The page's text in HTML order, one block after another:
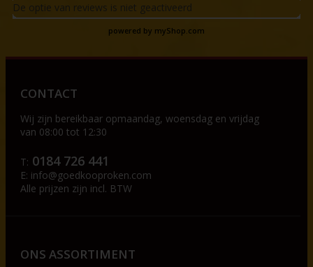
De optie van reviews is niet geactiveerd
powered by myShop.com
CONTACT
Wij zijn bereikbaar opmaandag, woensdag en vrijdag
van 08:00 tot 12:30
T: 0184 726 441
E: info@goedkooproken.com
Alle prijzen zijn incl. BTW
ONS ASSORTIMENT